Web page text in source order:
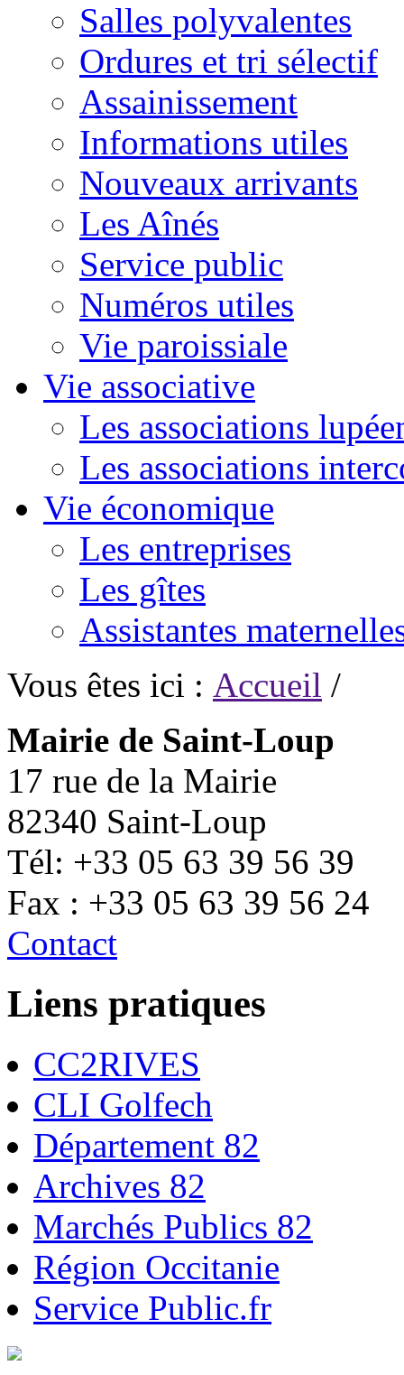
Salles polyvalentes
Ordures et tri sélectif
Assainissement
Informations utiles
Nouveaux arrivants
Les Aînés
Service public
Numéros utiles
Vie paroissiale
Vie associative
Les associations
Les associations
Vie économique
Les entreprises
Les gîtes
Assistantes
Vous êtes ici : Accueil /
Mairie de Saint-Loup
17 rue de la Mairie
82340 Saint-Loup
Tél: +33 05 63 39 56 39
Fax : +33 05 63 39 56 24
Contact
Liens pratiques
CC2RIVES
CLI Golfech
Département 82
Archives 82
Marchés Publics 82
Région Occitanie
Service Public.fr